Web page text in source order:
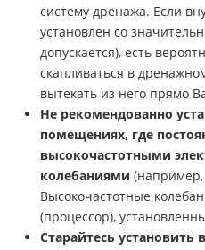
систему дренажа. Если
установлен со
допускается), есть
скапливаться в
вытекать из него прямо
Не рекомендованно
помещениях, где
высокочастотными
колебаниями (например,
Высокочастотные
(процессор),
Старайтесь установить